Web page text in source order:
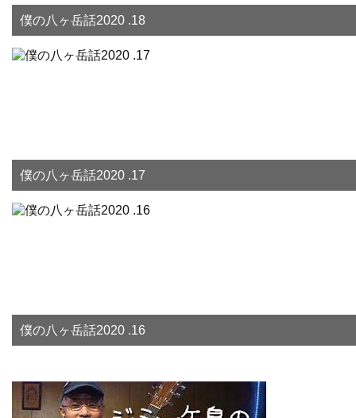
僕の八ヶ岳話2020 .18
僕の八ヶ岳話2020 .17
僕の八ヶ岳話2020 .16